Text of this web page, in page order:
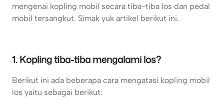
mengenai kopling mobil secara tiba-tiba los dan pedal
mobil tersangkut. Simak yuk artikel berikut ini.
1. Kopling tiba-tiba mengalami los?
Berikut ini ada beberapa cara mengatasi kopling mobil
los yaitu sebagai berikut: